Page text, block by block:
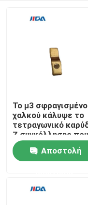
Σπίτι
Το μ3
χαλκού κάλυψε το
τετραγωνικό
Ζ συγκόλλησης που
διαμορφώθηκε
Αποστολή